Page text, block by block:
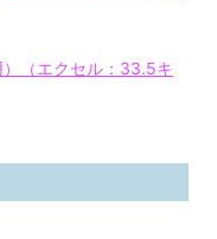
（エクセル：33.5キ